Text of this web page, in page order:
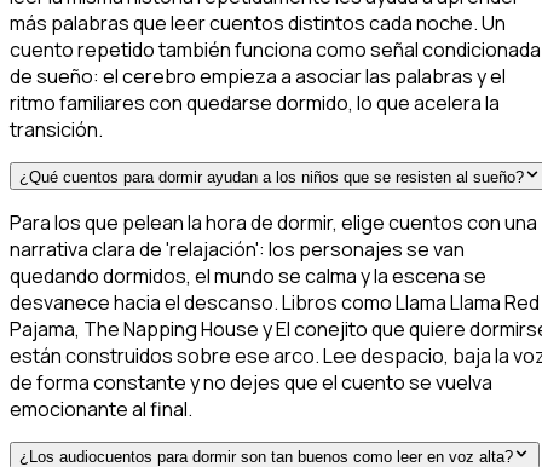
más palabras que leer cuentos distintos cada noche. Un
cuento repetido también funciona como señal condicionada
de sueño: el cerebro empieza a asociar las palabras y el
ritmo familiares con quedarse dormido, lo que acelera la
transición.
¿Qué cuentos para dormir ayudan a los niños que se resisten al sueño?
Para los que pelean la hora de dormir, elige cuentos con una
narrativa clara de 'relajación': los personajes se van
quedando dormidos, el mundo se calma y la escena se
desvanece hacia el descanso. Libros como Llama Llama Red
Pajama, The Napping House y El conejito que quiere
están construidos sobre ese arco. Lee despacio, baja la
de forma constante y no dejes que el cuento se vuelva
emocionante al final.
¿Los audiocuentos para dormir son tan buenos como leer en voz alta?